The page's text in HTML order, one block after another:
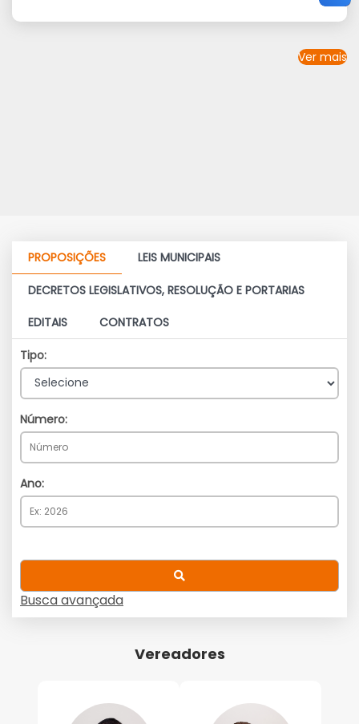
Ver mais
PROPOSIÇÕES LEIS MUNICIPAIS
DECRETOS LEGISLATIVOS, RESOLUÇÃO E PORTARIAS
EDITAIS
CONTRATOS
Tipo:
Número:
Ano:
Busca avançada
Vereadores